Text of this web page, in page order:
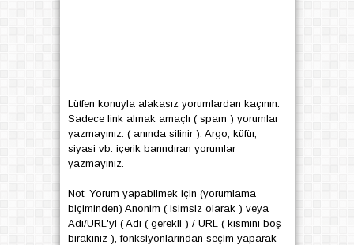
Lütfen konuyla alakasız yorumlardan kaçının.
Sadece link almak amaçlı ( spam ) yorumlar
yazmayınız. ( anında silinir ). Argo, küfür,
siyasi vb. içerik barındıran yorumlar
yazmayınız.
Not: Yorum yapabilmek için (yorumlama
biçiminden) Anonim ( isimsiz olarak ) veya
Adı/URL'yi ( Adı ( gerekli ) / URL ( kısmını boş
bırakınız ), fonksiyonlarından seçim yaparak